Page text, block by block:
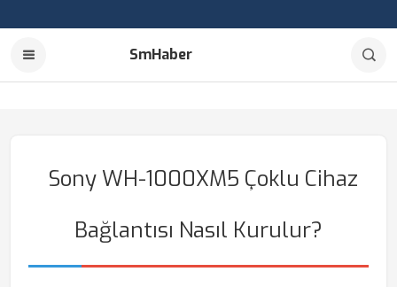
SmHaber
Sony WH-1000XM5 Çoklu Cihaz
Bağlantısı Nasıl Kurulur?